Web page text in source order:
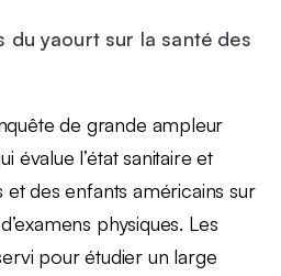
du yaourt sur la santé des
de grande ampleur
évalue l’état sanitaire et
et des enfants américains sur
physiques. Les
pour étudier un large